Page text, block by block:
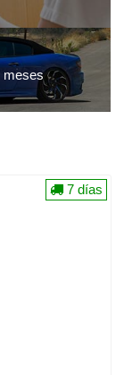
meses
7 días